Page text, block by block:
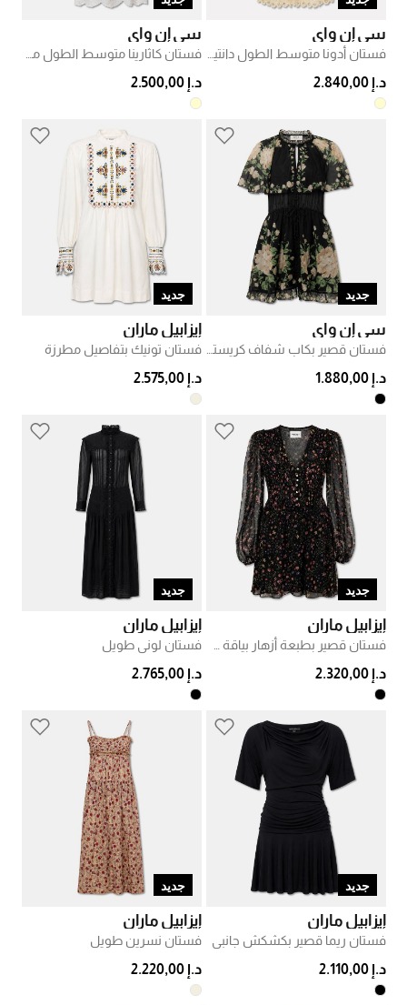
سي إن واي
د.إ 2.840,00
سي إن واي
د.إ 2.500,00
جديد
سي إن واي
د.إ 1.880,00
جديد
إيزابيل ماران
فستان تونيك بتفاصيل مطرزة
د.إ 2.575,00
جديد
إيزابيل ماران
د.إ 2.320,00
جديد
إيزابيل ماران
فستان لوني طويل
د.إ 2.765,00
جديد
إيزابيل ماران
فستان ريما قصير بكشكش جانبي
د.إ 2.110,00
جديد
إيزابيل ماران
فستان نسرين طويل
د.إ 2.220,00